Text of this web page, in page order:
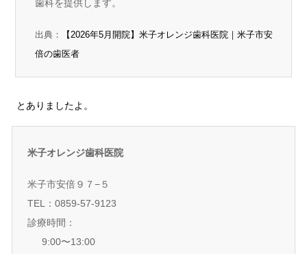
歯科を提供します。
出典：
【2026年5月開院】米子オレンジ歯科医院｜米子市安
倍の歯医者
とありましたよ。
米子オレンジ歯科医院
米子市安倍９７−５
TEL：0859-57-9123
診療時間：
9:00〜13:00